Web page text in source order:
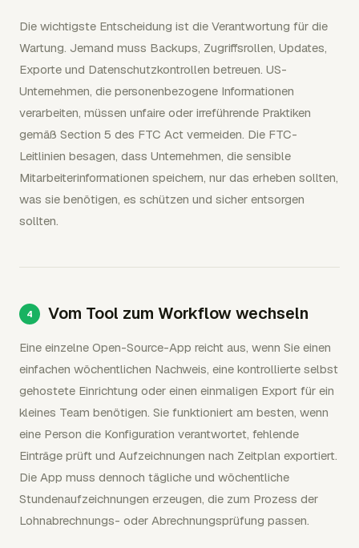
Die wichtigste Entscheidung ist die Verantwortung für die
Wartung. Jemand muss Backups, Zugriffsrollen, Updates,
Exporte und Datenschutzkontrollen betreuen. US-
Unternehmen, die personenbezogene Informationen
verarbeiten, müssen unfaire oder irreführende Praktiken
gemäß Section 5 des FTC Act vermeiden. Die FTC-
Leitlinien besagen, dass Unternehmen, die sensible
Mitarbeiterinformationen speichern, nur das erheben sollten,
was sie benötigen, es schützen und sicher entsorgen
sollten.
Vom Tool zum Workflow wechseln
Eine einzelne Open-Source-App reicht aus, wenn Sie einen
einfachen wöchentlichen Nachweis, eine kontrollierte selbst
gehostete Einrichtung oder einen einmaligen Export für ein
kleines Team benötigen. Sie funktioniert am besten, wenn
eine Person die Konfiguration verantwortet, fehlende
Einträge prüft und Aufzeichnungen nach Zeitplan exportiert.
Die App muss dennoch tägliche und wöchentliche
Stundenaufzeichnungen erzeugen, die zum Prozess der
Lohnabrechnungs- oder Abrechnungsprüfung passen.